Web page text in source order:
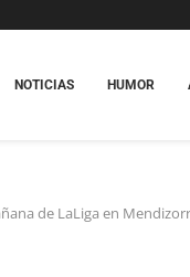
NOTICIAS HUMOR
de LaLiga en